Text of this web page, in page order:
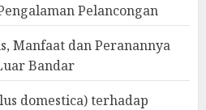
Pelancongan
Manfaat dan Peranannya
Bandar
domestica) terhadap